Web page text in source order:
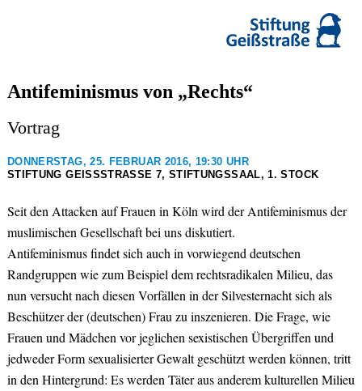
Antifeminismus von „Rechts“
Vortrag
DONNERSTAG, 25. FEBRUAR 2016, 19:30 UHR
STIFTUNG GEISSSTRASSE 7, STIFTUNGSSAAL, 1. STOCK
Seit den Attacken auf Frauen in Köln wird der Antifeminismus der
muslimischen Gesellschaft bei uns diskutiert.
Antifeminismus findet sich auch in vorwiegend deutschen
Randgruppen wie zum Beispiel dem rechtsradikalen Milieu, das
nun versucht nach diesen Vorfällen in der Silvesternacht sich als
Beschützer der (deutschen) Frau zu inszenieren. Die Frage, wie
Frauen und Mädchen vor jeglichen sexistischen Übergriffen und
jedweder Form sexualisierter Gewalt geschützt werden können, tritt
in den Hintergrund: Es werden Täter aus anderem kulturellen Milieu